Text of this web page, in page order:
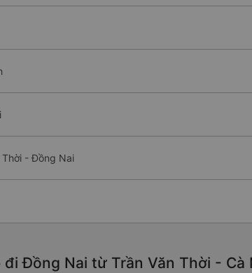
Thời - Đồng Nai
đi Đồng Nai từ Trần Văn Thời -